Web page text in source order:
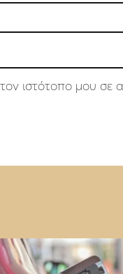
ιστότοπο μου